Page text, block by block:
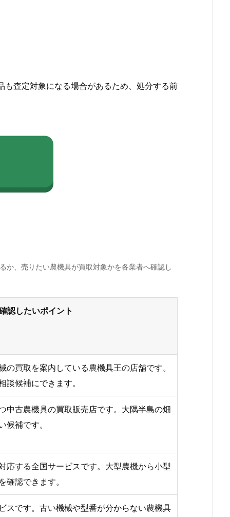
査定対象になる場合があるため、処分する前
か、売りたい農機具が買取対象かを各業者へ確認し
認したいポイント
の買取を案内している農機具王の店舗です。
談候補にできます。
中古農機具の買取販売店です。大隅半島の畑
候補です。
応する全国サービスです。大型農機から小型
確認できます。
スです。古い機械や型番が分からない農機具